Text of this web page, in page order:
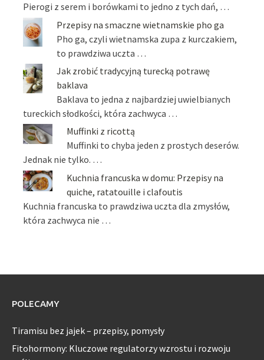
Pierogi z serem i borówkami to jedno z tych dań, …
Przepisy na smaczne wietnamskie pho ga
Pho ga, czyli wietnamska zupa z kurczakiem,
to prawdziwa uczta …
Jak zrobić tradycyjną turecką potrawę
baklava
Baklava to jedna z najbardziej uwielbianych
tureckich słodkości, która zachwyca …
Muffinki z ricottą
Muffinki to chyba jeden z prostych deserów.
Jednak nie tylko. …
Kuchnia francuska w domu: Przepisy na
quiche, ratatouille i clafoutis
Kuchnia francuska to prawdziwa uczta dla zmysłów,
która zachwyca nie …
POLECAMY
Tiramisu bez jajek – przepisy, pomysły
Fitohormony: Kluczowe regulatorzy wzrostu i rozwoju